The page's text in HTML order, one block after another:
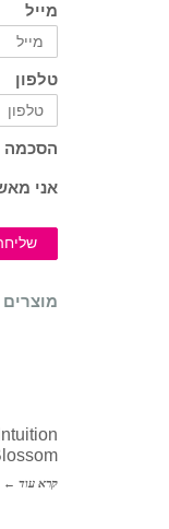
מייל
טלפון
הסכמה
אני
קרא עוד ←